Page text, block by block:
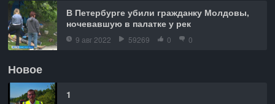
В Петербурге убили гражданку Молдовы,
ночевавшую в палатке у рек
9 авг 2022 59269 0 0
Новое
1